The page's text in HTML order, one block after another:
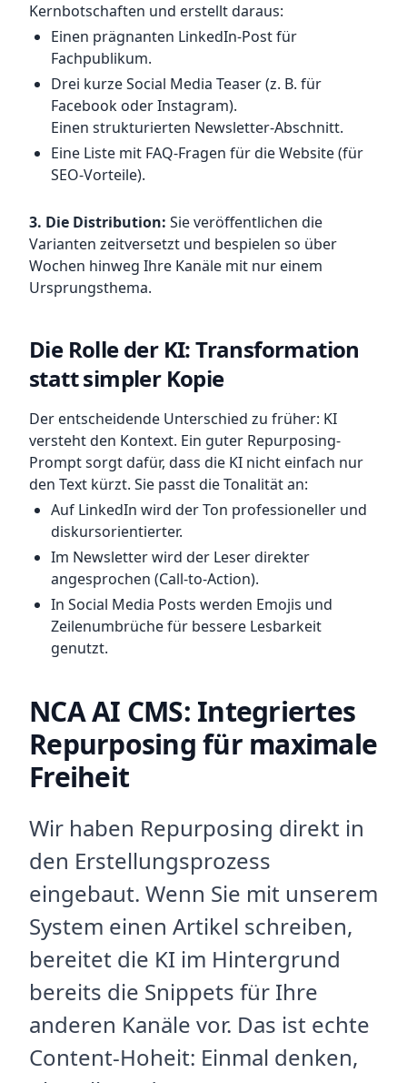
Kernbotschaften und erstellt daraus:
Einen prägnanten LinkedIn-Post für
Fachpublikum.
Drei kurze Social Media Teaser (z. B. für
Facebook oder Instagram).
Einen strukturierten Newsletter-Abschnitt.
Eine Liste mit FAQ-Fragen für die Website (für
SEO-Vorteile).
3. Die Distribution: Sie veröffentlichen die
Varianten zeitversetzt und bespielen so über
Wochen hinweg Ihre Kanäle mit nur einem
Ursprungsthema.
Die Rolle der KI: Transformation
statt simpler Kopie
Der entscheidende Unterschied zu früher: KI
versteht den Kontext. Ein guter Repurposing-
Prompt sorgt dafür, dass die KI nicht einfach nur
den Text kürzt. Sie passt die Tonalität an:
Auf LinkedIn wird der Ton professioneller und
diskursorientierter.
Im Newsletter wird der Leser direkter
angesprochen (Call-to-Action).
In Social Media Posts werden Emojis und
Zeilenumbrüche für bessere Lesbarkeit
genutzt.
NCA AI CMS: Integriertes
Repurposing für maximale
Freiheit
Wir haben Repurposing direkt in
den Erstellungsprozess
eingebaut. Wenn Sie mit unserem
System einen Artikel schreiben,
bereitet die KI im Hintergrund
bereits die Snippets für Ihre
anderen Kanäle vor. Das ist echte
Content-Hoheit: Einmal denken,